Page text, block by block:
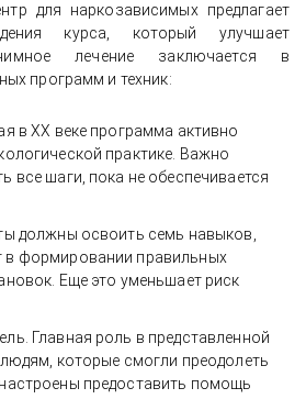
для наркозависимых предлагает
курса, который улучшает
лечение заключается в
программ и техник:
в XX веке программа активно
практике. Важно
все шаги, пока не обеспечивается
должны освоить семь навыков,
в формировании правильных
Еще это уменьшает риск
Главная роль в представленной
людям, которые смогли преодолеть
предоставить помощь